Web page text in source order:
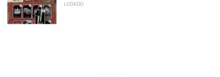
LUDADO